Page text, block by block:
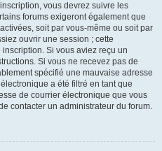
vous devrez suivre les
forums exigeront également que
soit par vous-même ou soit par
ouvrir une session ; cette
Si vous aviez reçu un
Si vous ne recevez pas de
spécifié une mauvaise adresse
a été filtré en tant que
de courrier électronique que vous
contacter un administrateur du forum.